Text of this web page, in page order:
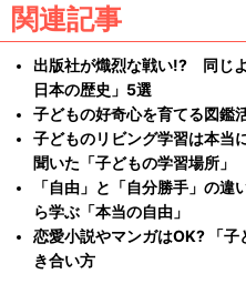
関連記事
出版社が熾烈な戦い!? 同じ
日本の歴史」5選
子どもの好奇心を育てる図鑑
子どものリビング学習は本当
聞いた「子どもの学習場所」
「自由」と「自分勝手」の
ら学ぶ「本当の自由」
恋愛小説やマンガはOK? 「
き合い方